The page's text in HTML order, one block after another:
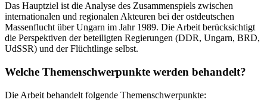
Das Hauptziel ist die Analyse des Zusammenspiels zwischen
internationalen und regionalen Akteuren bei der ostdeutschen
Massenflucht über Ungarn im Jahr 1989. Die Arbeit berücksichtigt
die Perspektiven der beteiligten Regierungen (DDR, Ungarn, BRD,
UdSSR) und der Flüchtlinge selbst.
Welche Themenschwerpunkte werden behandelt?
Die Arbeit behandelt folgende Themenschwerpunkte: